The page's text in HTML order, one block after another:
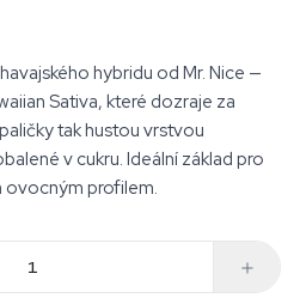
hybridu od Mr. Nice —
Sativa, které dozraje za
tak hustou vrstvou
v cukru. Ideální základ pro
ovocným profilem.